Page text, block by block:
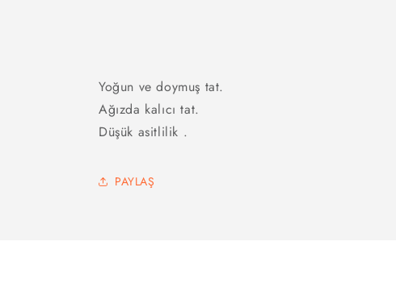
Yoğun ve doymuş tat.
Ağızda kalıcı tat.
Düşük asitlilik .
PAYLAŞ